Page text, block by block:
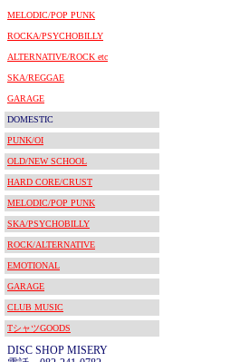
MELODIC/POP PUNK
ROCKA/PSYCHOBILLY
ALTERNATIVE/ROCK etc
SKA/REGGAE
GARAGE
DOMESTIC
PUNK/OI
OLD/NEW SCHOOL
HARD CORE/CRUST
MELODIC/POP PUNK
SKA/PSYCHOBILLY
ROCK/ALTERNATIVE
EMOTIONAL
GARAGE
CLUB MUSIC
TシャツGOODS
DISC SHOP MISERY